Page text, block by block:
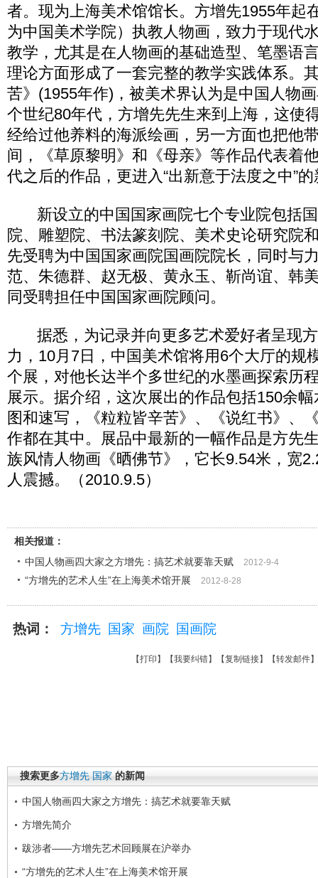
者。现为上海美术馆馆长。方增先1955年起
为中国美术学院）执教人物画，致力于现代
教学，尤其是在人物画的基础造型、笔墨语
理论方面形成了一套完整的教学实践体系。
苦》(1955年作)，被美术界认为是中国人物
个世纪80年代，方增先先生来到上海，这使
经给过他养料的海派绘画，另一方面也把他
间，《草原黎明》和《母亲》等作品代表着
代之后的作品，更进入“出新意于法度之中”
新设立的中国国家画院七个专业院包括国
院、雕塑院、书法篆刻院、美术史论研究院
先受聘为中国国家画院国画院院长，同时与
范、朱德群、赵无极、黄永玉、靳尚谊、韩
同受聘担任中国国家画院顾问。
据悉，为记录并向更多艺术爱好者呈现方
力，10月7日，中国美术馆将用6个大厅的规
个展，对他长达半个多世纪的水墨画探索历
展示。据介绍，这次展出的作品包括150余
图和速写，《粒粒皆辛苦》、《说红书》、
作都在其中。展品中最新的一幅作品是方先
族风情人物画《晒佛节》，它长9.54米，宽
人震撼。（2010.9.5）
相关报道：
中国人物画四大家之方增先：搞艺术就要靠天赋
2012-9-4
“方增先的艺术人生”在上海美术馆开展 2012-8-28
热词： 方增先 国家 画院 国画院
【打印 】【我要纠错】【复制链接】【转发邮件
搜索更多方增先 国家 的新闻
中国人物画四大家之方增先：搞艺术就要靠天赋
方增先简介
跋涉者——方增先艺术回顾展在沪举办
“方增先的艺术人生”在上海美术馆开展